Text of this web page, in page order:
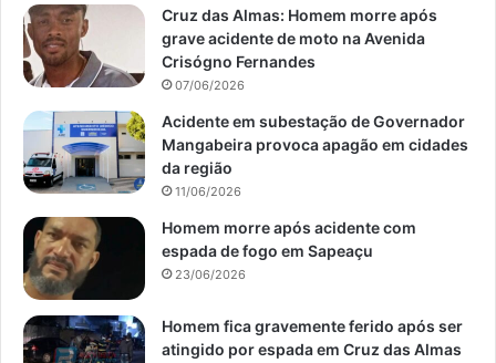
Cruz das Almas: Homem morre após
grave acidente de moto na Avenida
Crisógno Fernandes
07/06/2026
Acidente em subestação de Governador
Mangabeira provoca apagão em cidades
da região
11/06/2026
Homem morre após acidente com
espada de fogo em Sapeaçu
23/06/2026
Homem fica gravemente ferido após ser
atingido por espada em Cruz das Almas